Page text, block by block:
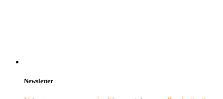
Newsletter